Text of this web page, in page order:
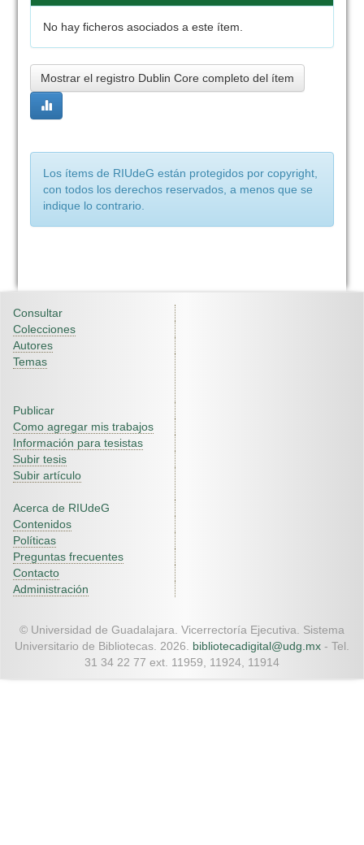
No hay ficheros asociados a este ítem.
Mostrar el registro Dublin Core completo del ítem
Los ítems de RIUdeG están protegidos por copyright,
con todos los derechos reservados, a menos que se
indique lo contrario.
Consultar
Colecciones
Autores
Temas
Publicar
Como agregar mis trabajos
Información para tesistas
Subir tesis
Subir artículo
Acerca de RIUdeG
Contenidos
Políticas
Preguntas frecuentes
Contacto
Administración
© Universidad de Guadalajara. Vicerrectoría Ejecutiva. Sistema
Universitario de Bibliotecas. 2026. bibliotecadigital@udg.mx - Tel.
31 34 22 77 ext. 11959, 11924, 11914